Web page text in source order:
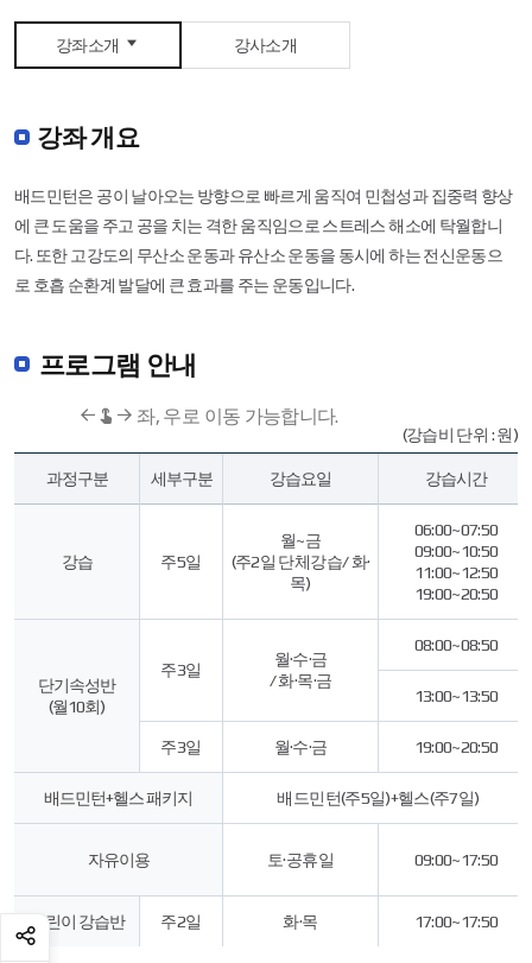
강좌소개 강사소개
강좌 개요
배드민턴은 공이 날아오는 방향으로 빠르게 움직여 민첩성과 집중력 향상
에 큰 도움을 주고 공을 치는 격한 움직임으로 스트레스 해소에 탁월합니
다. 또한 고강도의 무산소 운동과 유산소 운동을 동시에 하는 전신운동으
로 호흡 순환계 발달에 큰 효과를 주는 운동입니다.
프로그램 안내
(강습비 단위 : 원)
좌, 우로 이동 가능합니다.
민
습
시
과정구분 세부구분 강습요일 강습시간
강습 주5일
월~금
(주2일 단체강습/ 화·
목)
06:00~07:50
09:00~10:50
11:00~12:50
19:00~20:50
단기속성반
(월10회)
주3일
월·수·금
/ 화·목·금
08:00~08:50
13:00~13:50
주3일 월·수·금 19:00~20:50
배드민턴+헬스 패키지 배드민턴(주5일)+헬스(주7일)
자유이용 토·공휴일 09:00~17:50
어린이 강습반 주2일 화·목 17:00~17:50